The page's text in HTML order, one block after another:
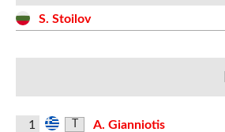
S. Stoilov
1 A. Gianniotis